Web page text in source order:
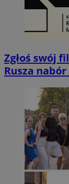
Zgłoś swój
Rusza